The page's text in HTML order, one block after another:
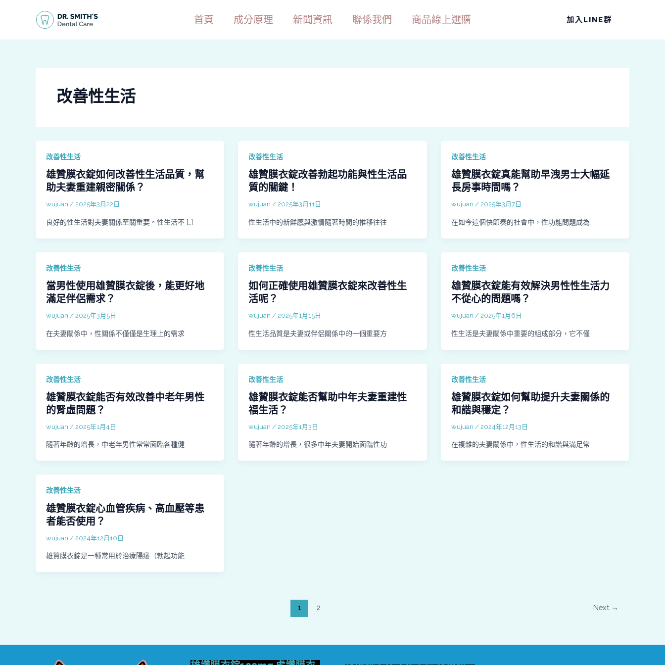
首頁 成分原理 新聞資訊 聯係我們 商品線上選購 加入LINE群
改善性生活
改善性生活
雄贊膜衣錠如何改善性生活品質，幫
助夫妻重建親密關係？
wujuan / 2025年3月22日
良好的性生活對夫妻關係至關重要。性生活不 […]
改善性生活
雄贊膜衣錠改善勃起功能與性生活品
質的關鍵！
wujuan/2025年3月11日
性生活中的新鮮感與激情隨著時間的推移往往
改善性生活
雄贊膜衣錠真能幫助早洩男士大幅延
長房事時間嗎？
wujuan / 2025年3月7日
在如今這個快節奏的社會中，性功能問題成為
改善性生活
當男性使用雄贊膜衣錠後，能更好地
滿足伴侶需求？
wujuan / 2025年3月5日
在夫妻關係中，性關係不僅僅是生理上的需求
改善性生活
如何正確使用雄贊膜衣錠來改善性生
活呢？
wujuan /2025年1月15日
性生活品質是夫妻或伴侶關係中的一個重要方
改善性生活
雄贊膜衣錠能有效解決男性性生活力
不從心的問題嗎？
wujuan / 2025年1月6日
性生活是夫妻關係中重要的組成部分，它不僅
改善性生活
雄贊膜衣錠能否有效改善中老年男性
的腎虛問題？
wujuan / 2025年1月4日
隨著年齡的增長，中老年男性常常面臨各種健
改善性生活
雄贊膜衣錠能否幫助中年夫妻重建性
福生活？
wujuan /2025年1月3日
隨著年齡的增長，很多中年夫妻開始面臨性功
改善性生活
雄贊膜衣錠如何幫助提升夫妻關係的
和諧與穩定？
wujuan / 2024年12月13日
在複雜的夫妻關係中，性生活的和諧與滿足常
改善性生活
雄贊膜衣錠心血管疾病、高血壓等患
者能否使用？
wujuan / 2024年12月10日
雄贊膜衣錠是一種常用於治療陽痿（勃起功能
章
分
1 2 Next →